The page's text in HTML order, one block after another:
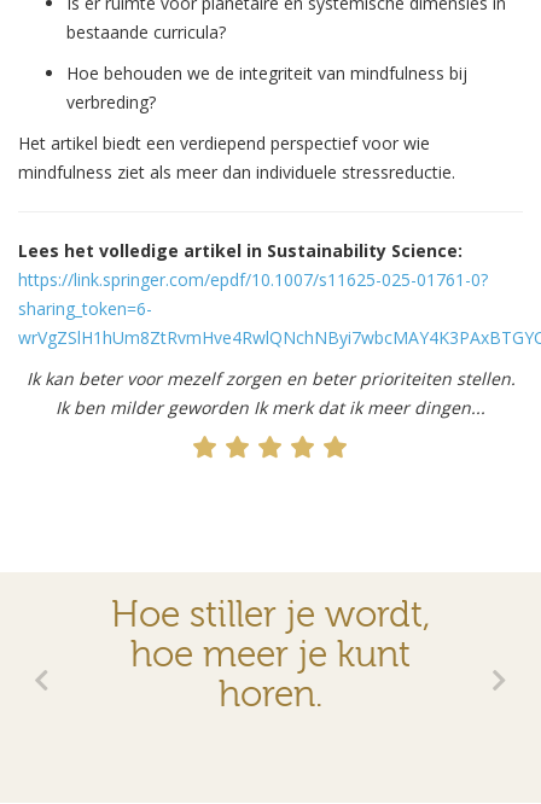
bestaande curricula?
Hoe behouden we de integriteit van mindfulness bij
verbreding?
Het artikel biedt een verdiepend perspectief voor wie
mindfulness ziet als meer dan individuele stressreductie.
Lees het volledige artikel in Sustainability Science:
https://link.springer.com/epdf/10.1007/s11625-025-01761-0?
sharing_token=6-
Ik kan beter voor mezelf zorgen en beter prioriteiten stellen.
Ik ben milder geworden Ik merk dat ik meer dingen...
Hoe stiller je wordt,
hoe meer je kunt
horen.